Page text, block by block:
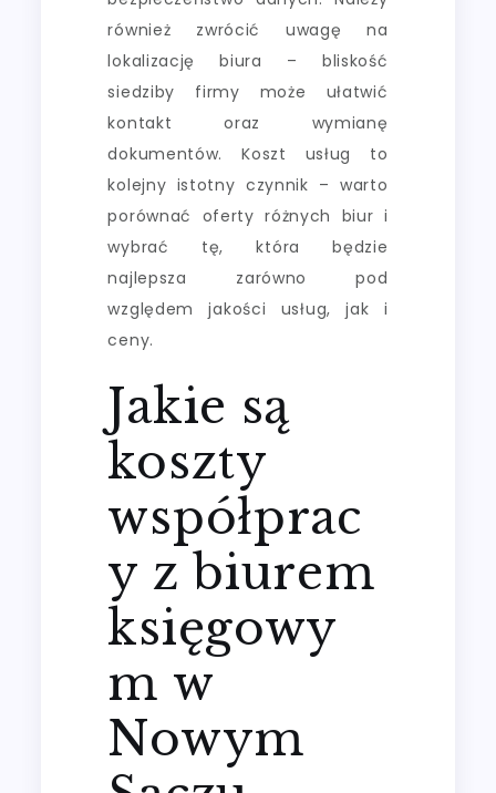
również zwrócić uwagę na
lokalizację biura – bliskość
siedziby firmy może ułatwić
kontakt oraz wymianę
dokumentów. Koszt usług to
kolejny istotny czynnik – warto
porównać oferty różnych biur i
wybrać tę, która będzie
najlepsza zarówno pod
względem jakości usług, jak i
ceny.
Jakie są
koszty
współprac
y z biurem
księgowy
m w
Nowym